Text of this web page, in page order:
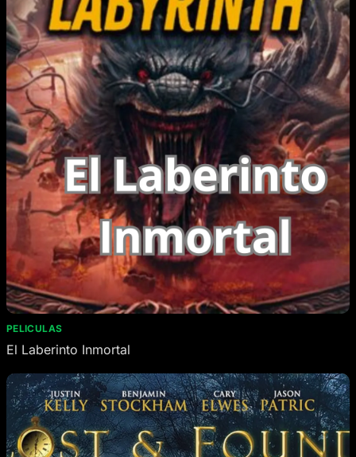
PELICULAS
El Laberinto Inmortal